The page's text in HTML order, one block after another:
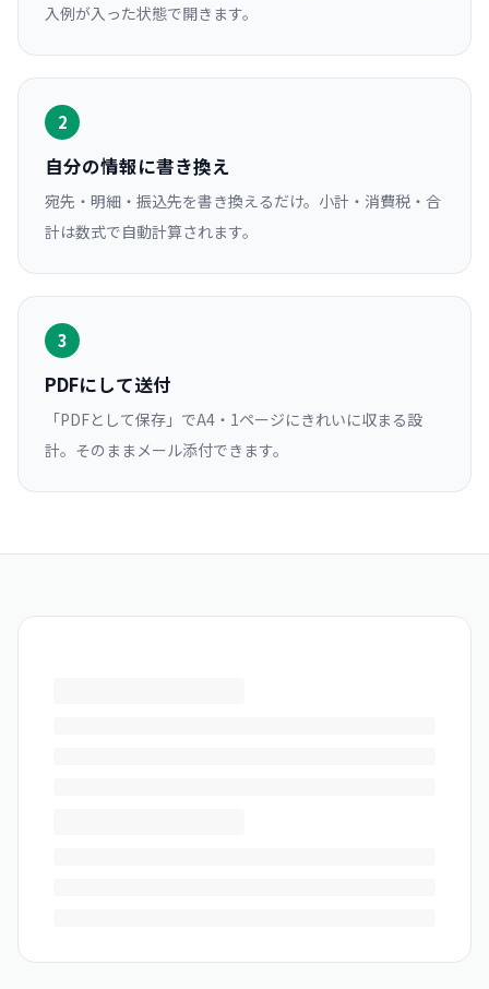
入例が入った状態で開きます。
2
自分の情報に書き換え
宛先・明細・振込先を書き換えるだけ。小計・消費税・合
計は数式で自動計算されます。
3
PDFにして送付
「PDFとして保存」でA4・1ページにきれいに収まる設
計。そのままメール添付できます。